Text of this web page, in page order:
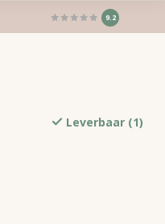
9.2
Leverbaar (1)